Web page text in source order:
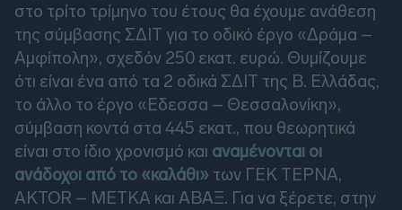
στο τρίτο τρίμηνο του έτους θα έχουμε ανάθεση
της σύμβασης ΣΔΙΤ για το οδικό έργο «Δράμα –
Αμφίπολη», σχεδόν 250 εκατ. ευρώ. Θυμίζουμε
ότι είναι ένα από τα 2 οδικά ΣΔΙΤ της Β. Ελλάδας,
το άλλο το έργο «Εδεσσα – Θεσσαλονίκη»,
σύμβαση κοντά στα 445 εκατ., που θεωρητικά
είναι στο ίδιο χρονισμό και αναμένονται οι
ανάδοχοι από το «καλάθι» των ΓΕΚ ΤΕΡΝΑ,
AKTOR – METKA και ΑΒΑΞ. Για να ξέρετε, στην